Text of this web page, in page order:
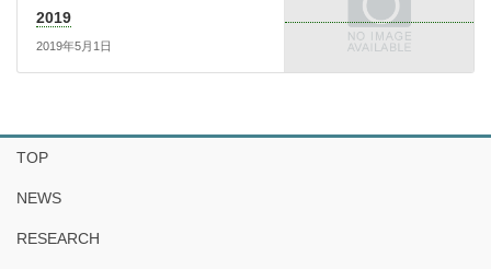
2019
2019年5月1日
TOP
NEWS
RESEARCH